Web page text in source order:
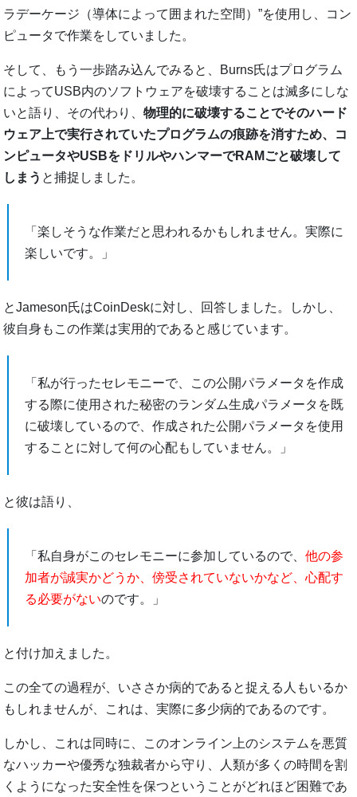
ラデーケージ（導体によって囲まれた空間）”を使用し、コン
ピュータで作業をしていました。
そして、もう一歩踏み込んでみると、Burns氏はプログラム
によってUSB内のソフトウェアを破壊することは滅多にしな
いと語り、その代わり、物理的に破壊することでそのハード
ウェア上で実行されていたプログラムの痕跡を消すため、コ
ンピュータやUSBをドリルやハンマーでRAMごと破壊して
しまう と捕捉しました。
「楽しそうな作業だと思われるかもしれません。実際に
楽しいです。」
とJameson氏はCoinDeskに対し、回答しました。しかし、
彼自身もこの作業は実用的であると感じています。
「私が行ったセレモニーで、この公開パラメータを作成
する際に使用された秘密のランダム生成パラメータを既
に破壊しているので、作成された公開パラメータを使用
することに対して何の心配もしていません。」
と彼は語り、
「私自身がこのセレモニーに参加しているので、他の参
加者が誠実かどうか、傍受されていないかなど、心配す
る必要がないのです。」
と付け加えました。
この全ての過程が、いささか病的であると捉える人もいるか
もしれませんが、これは、実際に多少病的であるのです。
しかし、これは同時に、このオンライン上のシステムを悪質
なハッカーや優秀な独裁者から守り、人類が多くの時間を割
くようになった安全性を保つということがどれほど困難であ